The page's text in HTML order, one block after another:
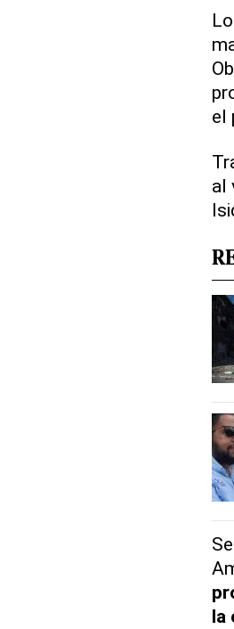
el
al
la